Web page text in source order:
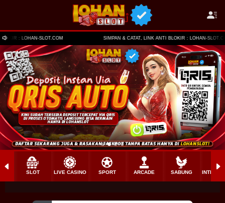
SIMPAN & CATAT, LINK ANTI BLOKIR : LOHAN-SLOT.COM
SLOT LIVE CASINO SPORT ARCADE SABUNG